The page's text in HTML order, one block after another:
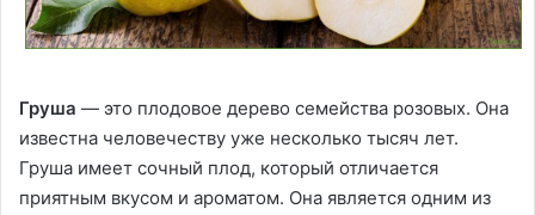
Груша — это плодовое дерево семейства розовых. Она
известна человечеству уже несколько тысяч лет.
Груша имеет сочный плод, который отличается
приятным вкусом и ароматом. Она является одним из